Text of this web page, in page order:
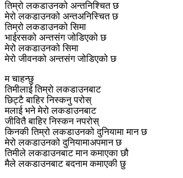
तिम्रो लकडाउनको अन्तनिश्चित छ
मेरो लकडाउनको अन्तअनिस्चित छ
तिम्रो लकडाउनको सिमा
भाईरसको अन्तसंग जोडिएको छ
मेरो लकडाउनको सिमा
मेरो जीवनको अन्तसंग जोडिएको छ
म चाहन्छु
तिमीलाई तिम्रो लकडाउनबाट
छिट्टै बाहिर निस्कनु परोस्
मलाई भने मेरो लकडाउनबाट
जीवितै बाहिर निस्कन नपरोस्
किनकी तिम्रो लकडाउनको दुनियामा मान छ
मेरो लकडाउनको दुनियामाअपमान छ
तिमीले लकडाउनबाट मान कमाएका छौ
मैले लकडाउनबाट बदनाम कमाएकी छु